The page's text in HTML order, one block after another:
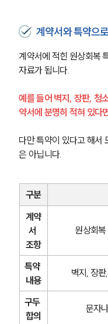
대
대
계약서와 특약으
계약서에 적힌 원상회복
자료가 됩니다.
예를 들어 벽지, 장판, 청
약서에 분명히 적혀 있다
다만 특약이 있다고 해서
은 아닙니다.
구분
계약
서
조항
원상회
특약
내용
벽지, 장
구두
합의
문자